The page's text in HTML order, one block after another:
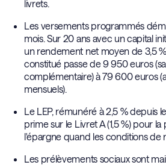
conseillée par un cabinet de gestion
pertinente.
livrets.
Les versements programmés
mois. Sur 20 ans avec un capital
un rendement net moyen de 3,5
constitué passe de 9 950 euros
complémentaire) à 79 600 euros
mensuels).
Le LEP, rémunéré à 2,5 % depuis
prime sur le Livret A (1,5 %) pour
l'épargne quand les conditions de
Les prélèvements sociaux sont